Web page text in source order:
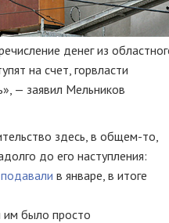
денег из
на счет, горвласти
— заявил Мельников
здесь, в общем-то,
до его наступления:
подавали в январе, в итоге
им было просто